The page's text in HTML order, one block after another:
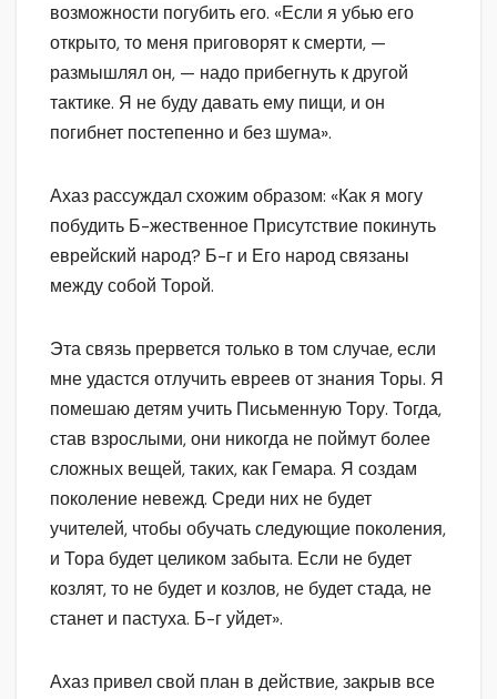
возможности погубить его. «Если я убью его
открыто, то меня приговорят к смерти, —
размышлял он, — надо прибегнуть к другой
тактике. Я не буду давать ему пищи, и он
погибнет постепенно и без шума».
Ахаз рассуждал схожим образом: «Как я могу
побудить Б-жественное Присутствие покинуть
еврейский народ? Б-г и Его народ связаны
между собой Торой.
Эта связь прервется только в том случае, если
мне удастся отлучить евреев от знания Торы. Я
помешаю детям учить Письменную Тору. Тогда,
став взрослыми, они никогда не поймут более
сложных вещей, таких, как Гемара. Я создам
поколение невежд. Среди них не будет
учителей, чтобы обучать следующие поколения,
и Тора будет целиком забыта. Если не будет
козлят, то не будет и козлов, не будет стада, не
станет и пастуха. Б-г уйдет».
Ахаз привел свой план в действие, закрыв все